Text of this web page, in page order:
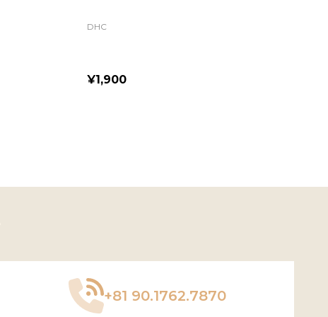
+81 90.1762.7870